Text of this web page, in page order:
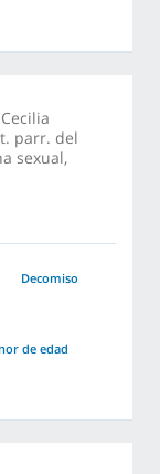
parr. del
sexual,
Decomiso
de edad